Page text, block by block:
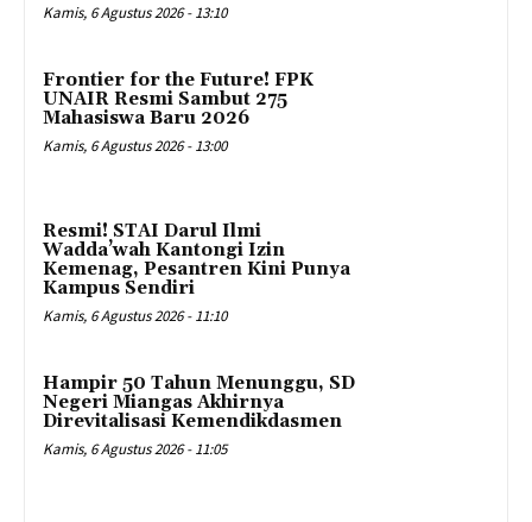
Kamis, 6 Agustus 2026 - 13:10
Frontier for the Future! FPK
UNAIR Resmi Sambut 275
Mahasiswa Baru 2026
Kamis, 6 Agustus 2026 - 13:00
Resmi! STAI Darul Ilmi
Wadda’wah Kantongi Izin
Kemenag, Pesantren Kini Punya
Kampus Sendiri
Kamis, 6 Agustus 2026 - 11:10
Hampir 50 Tahun Menunggu, SD
Negeri Miangas Akhirnya
Direvitalisasi Kemendikdasmen
Kamis, 6 Agustus 2026 - 11:05